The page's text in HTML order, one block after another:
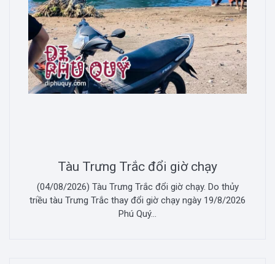
Tàu Trưng Trắc đổi giờ chạy
(04/08/2026) Tàu Trưng Trắc đổi giờ chạy. Do thủy
triều tàu Trưng Trắc thay đổi giờ chạy ngày 19/8/2026
Phú Quý...